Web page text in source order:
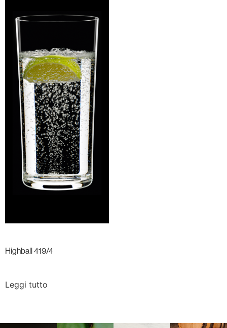
Highball 419/4
Leggi tutto